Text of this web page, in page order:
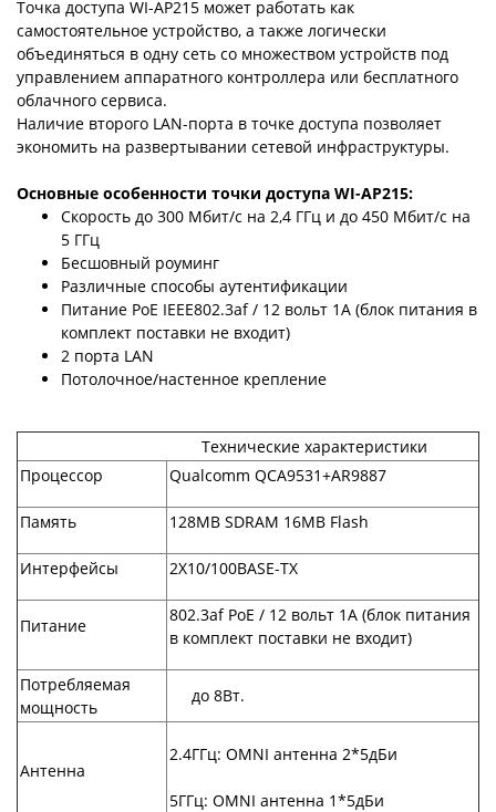
Точка доступа WI-AP215 может работать как
самостоятельное устройство, а также логически
объединяться в одну сеть со множеством устройств под
управлением аппаратного контроллера или бесплатного
облачного сервиса.
Наличие второго LAN-порта в точке доступа позволяет
экономить на развертывании сетевой инфраструктуры.
Основные особенности точки доступа WI-AP215:
Скорость до 300 Мбит/с на 2,4 ГГц и до 450 Мбит/с на
5 ГГц
Бесшовный роуминг
Различные способы аутентификации
Питание PoE IEEE802.3af / 12 вольт 1А (блок питания в
комплект поставки не входит)
2 порта LAN
Потолочное/настенное крепление
Технические характеристики
Процессор
Qualcomm QCA9531+AR9887
Память 128MB SDRAM 16MB Flash
Интерфейсы 2X10/100BASE-TX
Питание
802.3af PoE / 12 вольт 1А (блок питания
в комплект поставки не входит)
Потребляемая
мощность
до 8Вт.
Антенна
2.4ГГц: OMNI антенна 2*5дБи
5ГГц: OMNI антенна 1*5дБи